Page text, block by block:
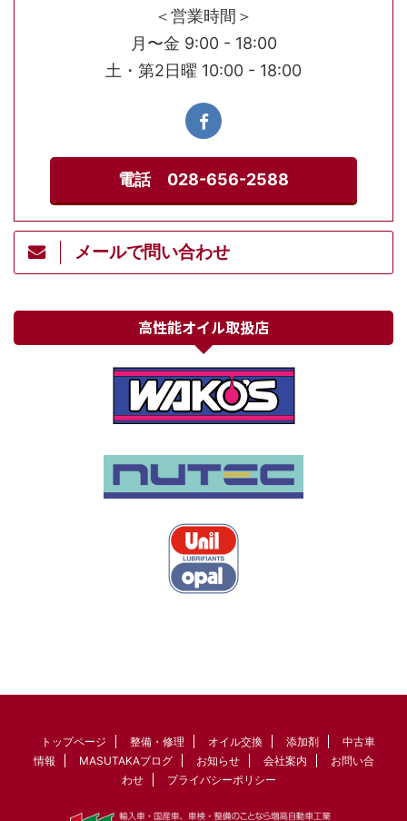
＜営業時間＞
月〜金 9:00 - 18:00
土・第2日曜 10:00 - 18:00
電話 028-656-2588
メールで問い合わせ
高性能オイル取扱店
トップページ 整備・修理 オイル交換 添加剤
中古車
情報
MASUTAKAブログ お知らせ 会社案内
お問い合
わせ
プライバシーポリシー